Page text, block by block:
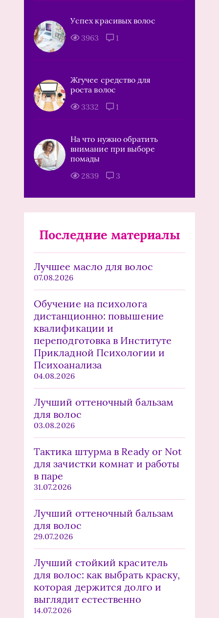
Успех красивых волос
3963
1
Жгучее средство для
роста волос
3332
1
На что нужно обратить
внимание при выборе
помады
2839
3
Последние материалы
Лучшее масло для волос
07.08.2026
Обучение на психолога
дистанционно: повышение
квалификации и
переподготовка в Институте
Прикладной Психологии и
Психоанализа
04.08.2026
Лучший оттеночный бальзам
для волос
03.08.2026
Тактика штурма в Ready or Not
для зачистки комнат и работы
в паре
31.07.2026
Лучший оттеночный бальзам
для волос
29.07.2026
Лучший стойкий краситель
для волос: как выбрать краску,
которая держится долго и
выглядит естественно
14.07.2026